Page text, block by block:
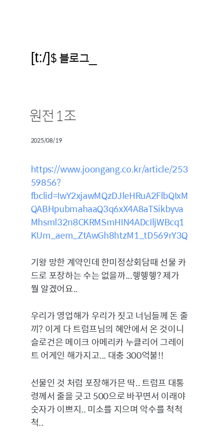
[t:/]$ 블로그
원전 1조
2025/08/19
https://www.joongang.co.kr/article/253
59856?
fbclid=IwY2xjawMQzDJleHRuA2FlbQIxM
QABHpubmahaaQ3q6xX4A8aTSikbyva
Mhsml32n8CKRMSmHIN4ADcIljWBcq1
KUm_aem_ZtAwGh8htzM1_tD569rY3Q
기왕 망한 계약인데 한미정상회담때 선물 카
드로 포장하는 수는 없을까...헿헿헿? 제가
뭘 알겠어요..
우리가 영업해가 우리가 짓고 너님들께 돈 줄
끼? 이게 다 트럼프님의 혜안에서 온 것이니
슬로건은 메이크 아메리카 누클리어 그레이
트 어게인 해가지고... 대충 300억불!!
선물인 것 처럼 포장해가믄 딱.. 트럼프 대통
령께서 줄을 긋고 500으로 바꾸면서 이래야
숫자가 이쁘지.. 미소를 지으며 악수를 척척
척..